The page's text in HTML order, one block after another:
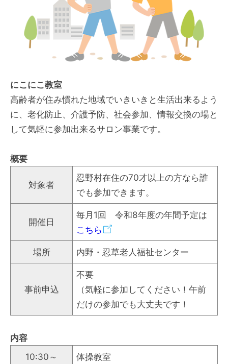
にこにこ教室
高齢者が住み慣れた地域でいきいきと生活出来るよう
に、老化防止、介護予防、社会参加、情報交換の場と
して気軽に参加出来るサロン事業です。
概要
対象者
忍野村在住の70才以上の方なら誰
でも参加できます。
開催日
毎月1回 令和8年度の年間予定は
こちら
場所 内野・忍草老人福祉センター
事前申込
不要
（気軽に参加してください！午前
だけの参加でも大丈夫です！
内容
10:30～
体操教室